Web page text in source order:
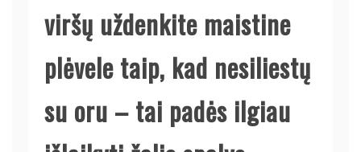
viršų uždenkite maistine
plėvele taip, kad nesiliestų
su oru – tai padės ilgiau